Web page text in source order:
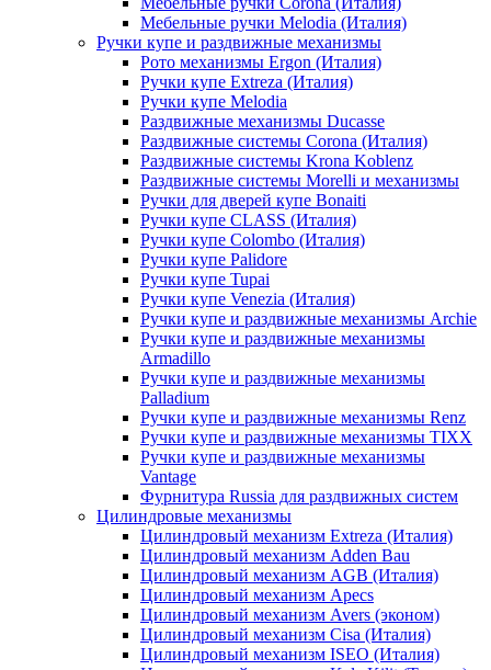
Мебельные ручки Melodia (Италия)
Ручки купе и раздвижные механизмы
Рото механизмы Ergon (Италия)
Ручки купе Extreza (Италия)
Ручки купе Melodia
Раздвижные механизмы Ducasse
Раздвижные системы Corona (Италия)
Раздвижные системы Krona Koblenz
Раздвижные системы Morelli и механизмы
Ручки для дверей купе Bonaiti
Ручки купе CLASS (Италия)
Ручки купе Colombo (Италия)
Ручки купе Palidore
Ручки купе Tupai
Ручки купе Venezia (Италия)
Ручки купе и раздвижные механизмы Archie
Ручки купе и раздвижные механизмы
Armadillo
Ручки купе и раздвижные механизмы
Palladium
Ручки купе и раздвижные механизмы Renz
Ручки купе и раздвижные механизмы TIXX
Ручки купе и раздвижные механизмы
Vantage
Фурнитура Russia для раздвижных систем
Цилиндровые механизмы
Цилиндровый механизм Extreza (Италия)
Цилиндровый механизм Adden Bau
Цилиндровый механизм AGB (Италия)
Цилиндровый механизм Apecs
Цилиндровый механизм Avers (эконом)
Цилиндровый механизм Cisa (Италия)
Цилиндровый механизм ISEO (Италия)